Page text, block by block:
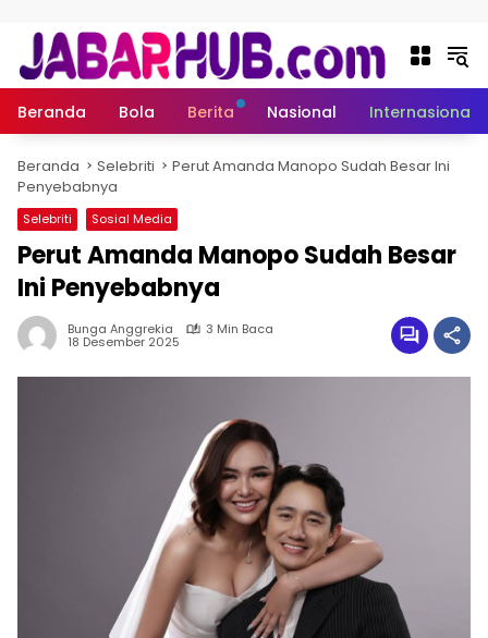
Beranda Bola Berita Nasional Internasional
Beranda Selebriti
Perut Amanda Manopo Sudah Besar Ini
Penyebabnya
Selebriti Sosial Media
Perut Amanda Manopo Sudah Besar
Ini Penyebabnya
Bunga Anggrekia 3 Min Baca
18 Desember 2025